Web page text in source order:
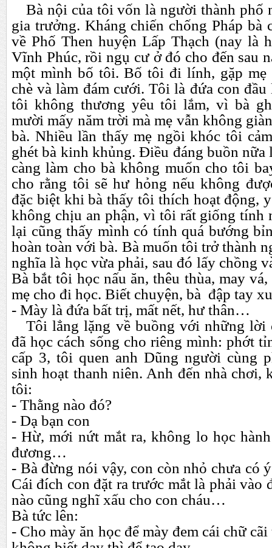
Bà nội của tôi vốn là người thành phố
gia trưởng. Kháng chiến chống Pháp bà
về Phố Then huyện Lấp Thạch (nay là
Vĩnh Phúc, rồi ngụ cư ở đó cho đến sau
một mình bố tôi. Bố tôi đi lính, gặp
chè và làm đám cưới. Tôi là đứa con
tôi không thương yêu tôi lắm, vì bà
mười mấy năm trời mà mẹ vẫn không
bà. Nhiều lần thấy mẹ ngồi khóc tôi
ghét bà kinh khủng. Điều đáng buồn
càng làm cho bà không muốn cho tôi
cho rằng tôi sẽ hư hỏng nếu không
đặc biệt khi bà thấy tôi thích hoạt động,
không chịu an phận, vì tôi rất giống tính
lại cũng thấy mình có tính quá bướng
hoàn toàn với bà. Bà muốn tôi trở thành
nghĩa là học vừa phải, sau đó lấy chồng
Bà bắt tôi học nấu ăn, thêu thùa, may
mẹ cho đi học. Biết chuyện, bà đập tay
- Mày là đứa bất trị, mất nết, hư thân…
Tôi lẳng lặng về buồng với những lời
đã học cách sống cho riêng mình: phớt
cấp 3, tôi quen anh Dũng người cùng
sinh hoạt thanh niên. Anh đến nhà chơi,
tôi:
- Thằng nào đó?
- Dạ bạn con
- Hừ, mới nứt mắt ra, không lo học
đương…
- Bà đừng nói vậy, con còn nhỏ chưa có
Cái đích con đặt ra trước mắt là phải vào
nào cũng nghĩ xấu cho con cháu…
Bà tức lên:
- Cho mày ăn học để mày đem cái chữ